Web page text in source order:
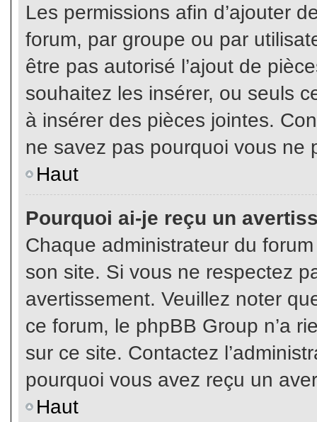
Les permissions afin d’ajouter
forum, par groupe ou par
être pas autorisé l’ajout de
souhaitez les insérer, ou seuls
à insérer des pièces jointes.
ne savez pas pourquoi vous ne
Haut
Pourquoi ai-je reçu un
Chaque administrateur du
son site. Si vous ne respectez
avertissement. Veuillez noter
ce forum, le phpBB Group n’a
sur ce site. Contactez
pourquoi vous avez reçu un
Haut